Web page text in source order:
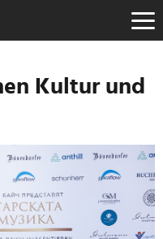
Kultur und